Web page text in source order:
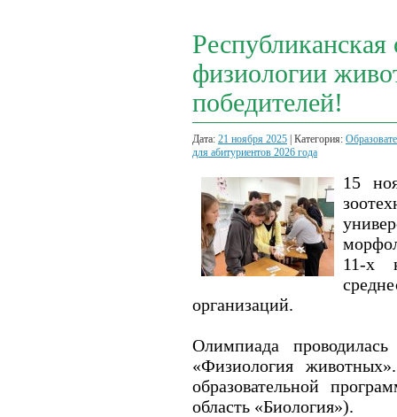
физиологии
победителей!
Дата: 21 ноября 2025 | Категория:
для абитуриентов 2026 года
15
11-х
организаций.
Олимпиада
«Физиология
образовательной
область «Биология»).